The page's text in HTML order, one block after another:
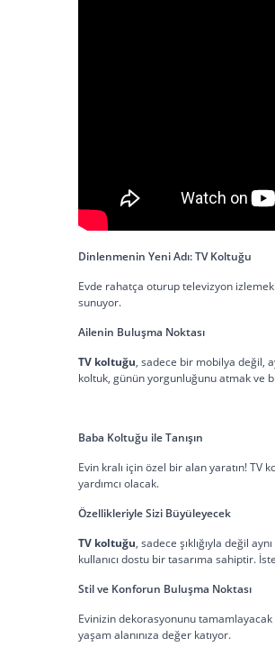
Dinlenmenin Yeni Adı: TV Koltuğu
Evde rahatça oturup televizyon
sunuyor.
Ailenin Buluşma Noktası
TV koltuğu, sadece bir mobilya değil,
koltuk, günün yorgunluğunu atmak ve
Baba Koltuğu ile Tanışın
Evin kralı için özel bir alan yaratın! TV
yardımcı olacak.
Özellikleriyle Sizi Büyüleyecek
TV koltuğu, sadece şıklığıyla değil
kullanıcı dostu bir tasarıma sahiptir.
Stil ve Konforun Buluşma Noktası
Evinizin dekorasyonunu tamamlayacak
yaşam alanınıza değer katıyor.